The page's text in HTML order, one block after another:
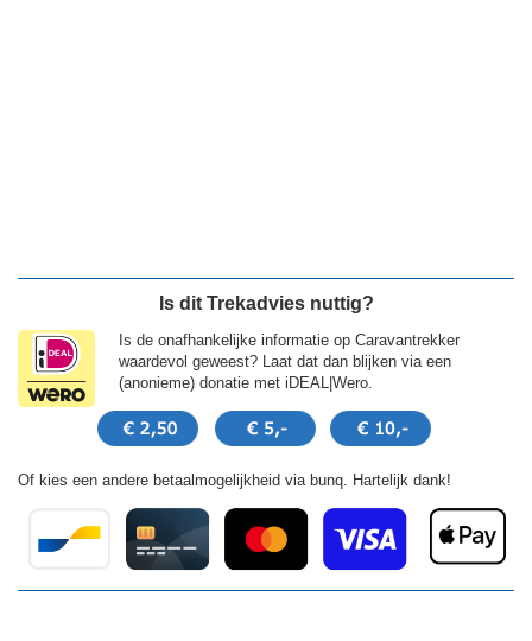
Is dit Trekadvies nuttig?
Is de onafhankelijke informatie op Caravantrekker
waardevol geweest? Laat dat dan blijken via een
(anonieme) donatie met iDEAL|Wero.
Of kies een andere betaalmogelijkheid via bunq. Hartelijk dank!